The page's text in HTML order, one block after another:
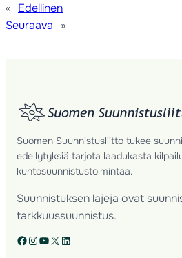
« Edellinen
Seuraava
»
Suomen Suunnistusliitto tukee
edellytyksiä tarjota laadukasta
kuntosuunnistustoimintaa.
Suunnistuksen lajeja ovat
tarkkuussuunnistus.
Facebook Instagram YouTube X LinkedIn